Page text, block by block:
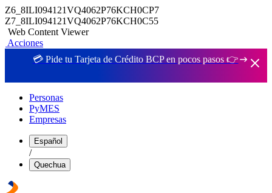
Z6_8ILI094121VQ4062P76KCH0CP7
Z7_8ILI094121VQ4062P76KCH0C55
Web Content Viewer
Acciones
💳 Pide tu Tarjeta de Crédito BCP en pocos pasos 👉
Personas
PyMES
Empresas
Español
/
Quechua